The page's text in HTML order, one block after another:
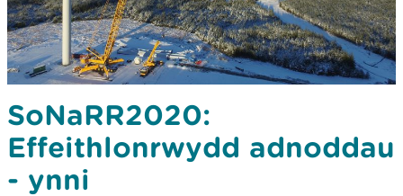
SoNaRR2020:
Effeithlonrwydd adnoddau
- ynni